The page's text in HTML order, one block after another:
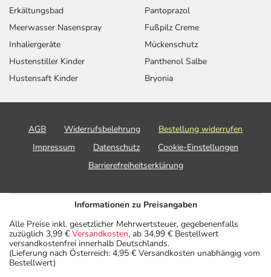
Erkältungsbad
Meerwasser Nasenspray
Inhaliergeräte
Hustenstiller Kinder
Hustensaft Kinder
Pantoprazol
Fußpilz Creme
Mückenschutz
Panthenol Salbe
Bryonia
AGB Widerrufsbelehrung
Bestellung widerrufen
Impressum
Datenschutz
Cookie-Einstellungen
Barrierefreiheitserklärung
Informationen zu Preisangaben
Alle Preise inkl. gesetzlicher Mehrwertsteuer, gegebenenfalls
zuzüglich 3,99 € Versandkosten, ab 34,99 € Bestellwert
versandkostenfrei innerhalb Deutschlands.
(Lieferung nach Österreich: 4,95 € Versandkosten unabhängig vom
Bestellwert)